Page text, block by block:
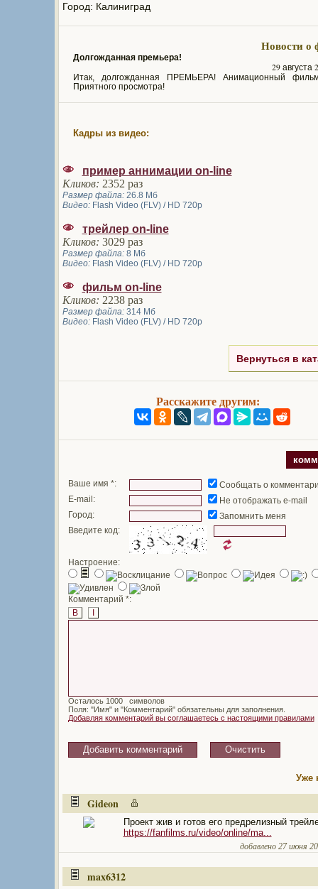
Город: Калиниград
Новости о
Долгожданная премьера!
29 августа
Итак, долгожданная ПРЕМЬЕРА! Анимационный
Приятного просмотра!
Кадры из видео:
пример аннимации on-line
Кликов: 2352 раз
Размер файла:26.8 Мб
Видео:Flash Video (FLV) / HD 720p
трейлер on-line
Кликов: 3029 раз
Размер файла:8 Мб
Видео:Flash Video (FLV) / HD 720p
фильм on-line
Кликов: 2238 раз
Размер файла:314 Мб
Видео:Flash Video (FLV) / HD 720p
Вернуться в
Расскажите другим:
Ваше имя *:
Сообщать о
E-mail:
Не отображать e-mail
Город:
Запомнить меня
Введите код:
Настроение:
Комментарий *:
B
I
Осталось
символов
Поля: "Имя" и "Комментарий" обязательны для заполнения.
Добавляя комментарий вы соглашаетесь с настоящими правилами
Уже
Gideon
Проект жив и готов его предрелизный
https://fanfilms.ru/video/online/ma...
добавлено 27 июня
max6312